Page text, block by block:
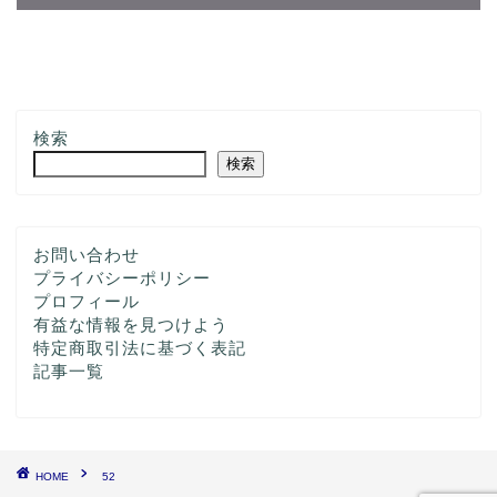
検索
検索
お問い合わせ
プライバシーポリシー
プロフィール
有益な情報を見つけよう
特定商取引法に基づく表記
記事一覧
HOME 52